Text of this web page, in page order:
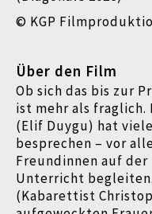
© KGP
Über den Film
Ob sich das bis zur
ist mehr als fraglich.
(Elif Duygu) hat
besprechen – vor
Freundinnen auf
Unterricht
(Kabarettist